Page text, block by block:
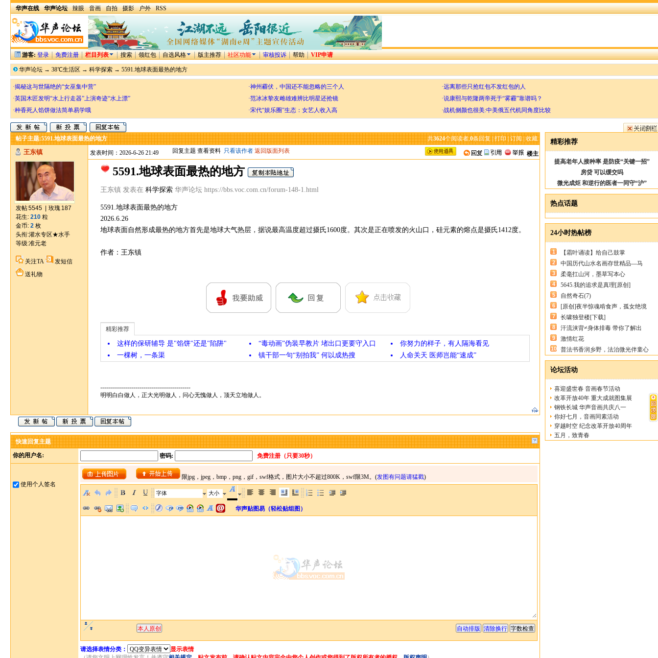
华声在线 华声论坛 辣眼 音画 自拍 摄影 户外 RSS
游客: 登录 免费注册 栏目列表 搜索 领红包 自选风格 版主推荐 社区功能 审核投诉 帮助 VIP申请
华声论坛→ 38℃生活区 → 科学探索→ 5591.地球表面最热的地方
·揭秘这与世隔绝的“女巫集中营” ·神州霾伏，中国还不能忽略的三个人
·远离那些只抢红包不发红包的人
·英国木匠发明“水上行走器”上演奇迹“水上漂”
·范冰冰挚友雌雄难辨比明星还抢镜
·说康熙与乾隆两帝死于“雾霾”靠谱吗？
·种香死人馅饼做法简单易学哦
·宋代“娱乐圈”生态：女艺人收入高 ·战机侧颜也很美:中美俄五代机同角度比较
帖子主题:5591.地球表面最热的地方 共3624个阅读者,0条回复 |打印|订阅|收藏
王东镇
发帖5545 玫瑰 187
花生: 210粒
金币: 2枚
头衔:灌水专区★水手
等级:准元老
关注TA
发短信
送礼物
发表时间：2026-6-26 21:49 楼主
回复主题 查看资料 只看该作者 返回版面列表
5591.地球表面最热的地方
王东镇 发表在 科学探索 华声论坛 https://bbs.voc.com.cn/forum-148-1.html
5591.地球表面最热的地方
2026.6.26
地球表面自然形成最热的地方首先是地球大气热层，据说最高温度超过摄氏1600度。其次是正在喷发的火山口，硅元素的熔点是摄氏1412度。
作者：王东镇
精彩推荐
这样的保研辅导 是"馅饼"还是"陷阱" “毒动画”伪装早教片 堵出口更要守入口
你努力的样子，有人隔海看见
一棵树，一条渠
镇干部一句“别拍我” 何以成热搜 人命关天 医师岂能“速成”
----------------------------------------------
明明白白做人，正大光明做人，问心无愧做人，顶天立地做人。
快速回复主题
你的用户名:
密码: 免费注册（只要30秒）
使用个人签名
字体 大小
华声贴图易（轻松贴组图）
请选择表情分类：
显示表情
精彩推荐
提高老年人接种率 是防疫“关键一招”
房贷 可以缓交吗
微光成炬 和逆行的医者一同守“沪”
热点话题
24小时热帖榜
1 【霜叶诵读】给自己鼓掌
2 中国历代山水名画存世精品---马
3 柔毫扛山河，墨草写本心
4 5645.我的追求是真理[原创]
5 自然奇石(7)
6 [原创]夜半惊魂啃食声，孤女绝境
7 长啸独登楼[下载]
8 汗流浃背≠身体排毒 带你了解出
9 激情红花
10 普法书香润乡野，法治微光伴童心
论坛活动
喜迎盛世春 音画春节活动
改革开放40年 重大成就图集展
钢铁长城 华声音画共庆八一
你好七月，音画同素活动
穿越时空 纪念改革开放40周年
五月，致青春